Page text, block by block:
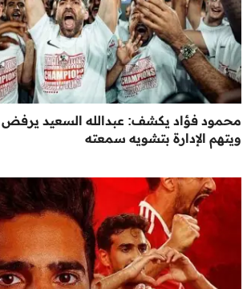
محمود فؤاد يكشف: عبدالله السعيد
ويتهم الإدارة بتشويه سمعته